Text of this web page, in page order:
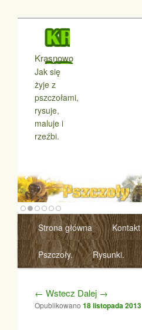
Krasnowo
Jak się
żyje z
pszczołami,
rysuje,
maluje i
rzeźbi.
Menu główne
Przeskocz do tekstu
Przeskocz do widgetów
Strona główna Kontakt
Pszczoły. Rysunki.
Nawigacja po wpisach
← Wstecz Dalej →
Opublikowano18 listopada 2013